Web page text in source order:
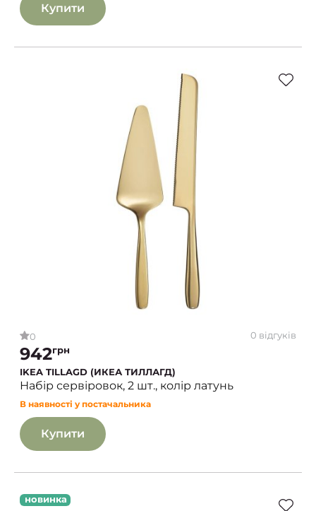
Купити
0 0 відгуків
942грн
IKEA TILLAGD (ИКЕА ТИЛЛАГД)
Набір сервіровок, 2 шт., колір латунь
В наявності у постачальника
Купити
новинка